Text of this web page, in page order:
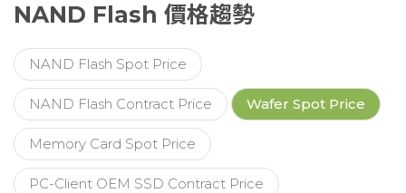
NAND Flash 價格趨勢
NAND Flash Spot Price
NAND Flash Contract Price Wafer Spot Price
Memory Card Spot Price
PC-Client OEM SSD Contract Price